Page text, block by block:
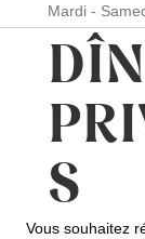
Mardi -
S
Vous souhaitez